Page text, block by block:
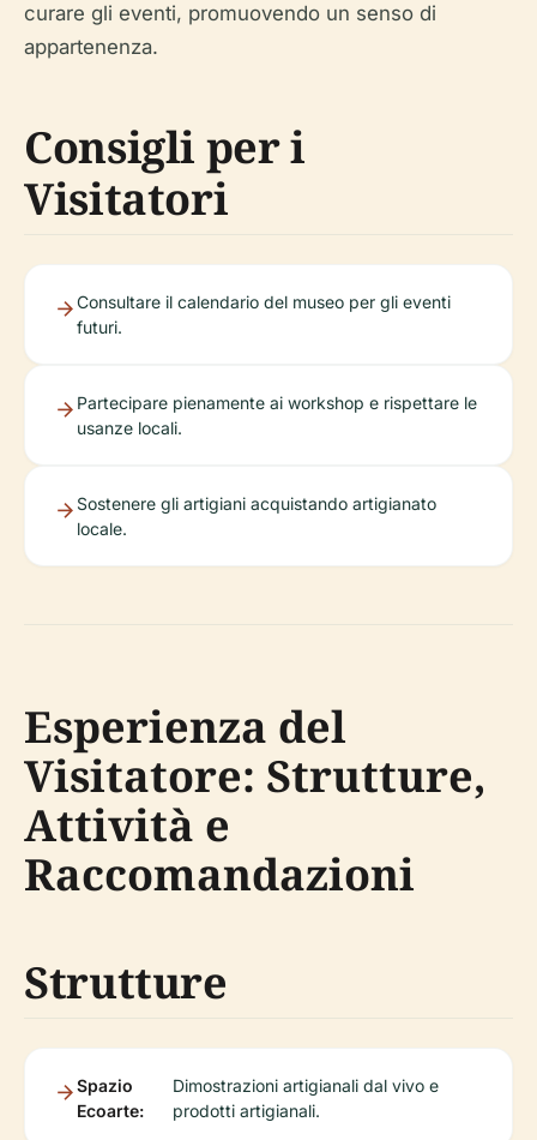
curare gli eventi, promuovendo un senso di
appartenenza.
Consigli per i
Visitatori
Consultare il calendario del museo per gli eventi
futuri.
Partecipare pienamente ai workshop e rispettare le
usanze locali.
Sostenere gli artigiani acquistando artigianato
locale.
Esperienza del
Visitatore: Strutture,
Attività e
Raccomandazioni
Strutture
Spazio
Ecoarte:
Dimostrazioni artigianali dal vivo e
prodotti artigianali.